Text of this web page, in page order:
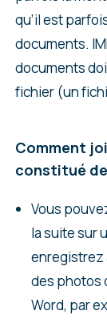
qu’il est
documents.
documents
fichier (un
Comment
constitué
Vous
la suite sur
enregistrez
des photos
Word, par